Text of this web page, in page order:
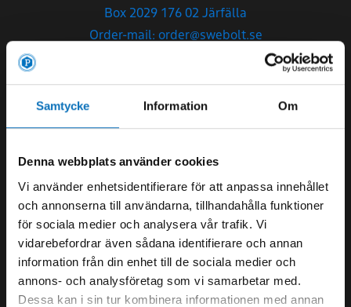
Samtycke Information Om
Denna webbplats använder cookies
Vi använder enhetsidentifierare för att anpassa innehållet
och annonserna till användarna, tillhandahålla funktioner
för sociala medier och analysera vår trafik. Vi
vidarebefordrar även sådana identifierare och annan
information från din enhet till de sociala medier och
annons- och analysföretag som vi samarbetar med.
Dessa kan i sin tur kombinera informationen med annan
Box 2029 176 02 Järfälla
Order-mail: order@swebolt.se
Förfrågningar: fraga@swebolt.se
Org.nr556772-2151
Sommartider V28-33:
Mån-Fre 07.00-14.00
Öppettider:
Mån-Tor 07.00 – 16.30